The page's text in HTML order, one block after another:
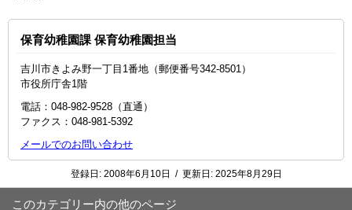
保育幼稚園課 保育幼稚園担当
吉川市きよみ野一丁目1番地（郵便番号342-8501）
市役所庁舎1階
電話：048-982-9528（直通）
ファクス：048‐981‐5392
メールでのお問い合わせ
登録日: 2008年6月10日 / 更新日: 2025年8月29日
このカテゴリー内の他のページ